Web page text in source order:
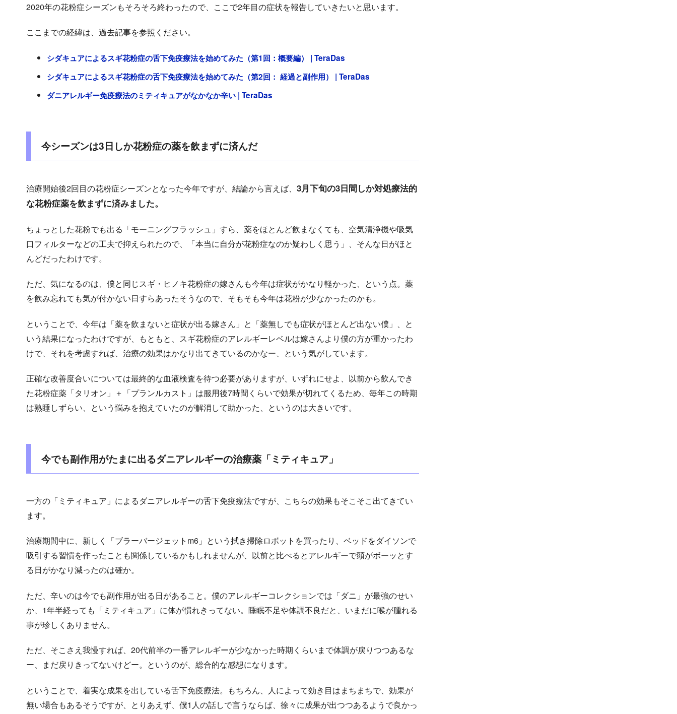
2020年の花粉症シーズンもそろそろ終わったので、ここで2年目の症状を報告していきたいと思います。
ここまでの経緯は、過去記事を参照ください。
シダキュアによるスギ花粉症の舌下免疫療法を始めてみた（第1回：概要編） | TeraDas
シダキュアによるスギ花粉症の舌下免疫療法を始めてみた（第2回： 経過と副作用） | TeraDas
ダニアレルギー免疫療法のミティキュアがなかなか辛い | TeraDas
今シーズンは3日しか花粉症の薬を飲まずに済んだ
治療開始後2回目の花粉症シーズンとなった今年ですが、結論から言えば、 3月下旬の3日間しか対処療法的
な花粉症薬を飲まずに済みました。
ちょっとした花粉でも出る「モーニングフラッシュ」すら、薬をほとんど飲まなくても、空気清浄機や吸気
口フィルターなどの工夫で抑えられたので、「本当に自分が花粉症なのか疑わしく思う」、そんな日がほと
んどだったわけです。
ただ、気になるのは、僕と同じスギ・ヒノキ花粉症の嫁さんも今年は症状がかなり軽かった、という点。薬
を飲み忘れても気が付かない日すらあったそうなので、そもそも今年は花粉が少なかったのかも。
ということで、今年は「薬を飲まないと症状が出る嫁さん」と「薬無しでも症状がほとんど出ない僕」、と
いう結果になったわけですが、もともと、スギ花粉症のアレルギーレベルは嫁さんより僕の方が重かったわ
けで、それを考慮すれば、治療の効果はかなり出てきているのかなー、という気がしています。
正確な改善度合いについては最終的な血液検査を待つ必要がありますが、いずれにせよ、以前から飲んでき
た花粉症薬「タリオン」＋「プランルカスト」は服用後7時間くらいで効果が切れてくるため、毎年この時期
は熟睡しずらい、という悩みを抱えていたのが解消して助かった、というのは大きいです。
今でも副作用がたまに出るダニアレルギーの治療薬「ミティキュア」
一方の「ミティキュア」によるダニアレルギーの舌下免疫療法ですが、こちらの効果もそこそこ出てきてい
ます。
治療期間中に、新しく「ブラーバージェットm6」という拭き掃除ロボットを買ったり、ベッドをダイソンで
吸引する習慣を作ったことも関係しているかもしれませんが、以前と比べるとアレルギーで頭がボーッとす
る日がかなり減ったのは確か。
ただ、辛いのは今でも副作用が出る日があること。僕のアレルギーコレクションでは「ダニ」が最強のせい
か、1年半経っても「ミティキュア」に体が慣れきってない。睡眠不足や体調不良だと、いまだに喉が腫れる
事が珍しくありません。
ただ、そこさえ我慢すれば、20代前半の一番アレルギーが少なかった時期くらいまで体調が戻りつつあるな
ー、まだ戻りきってないけどー。というのが、総合的な感想になります。
ということで、着実な成果を出している舌下免疫療法。もちろん、人によって効き目はまちまちで、効果が
無い場合もあるそうですが、とりあえず、僕1人の話しで言うならば、徐々に成果が出つつあるようで良かっ